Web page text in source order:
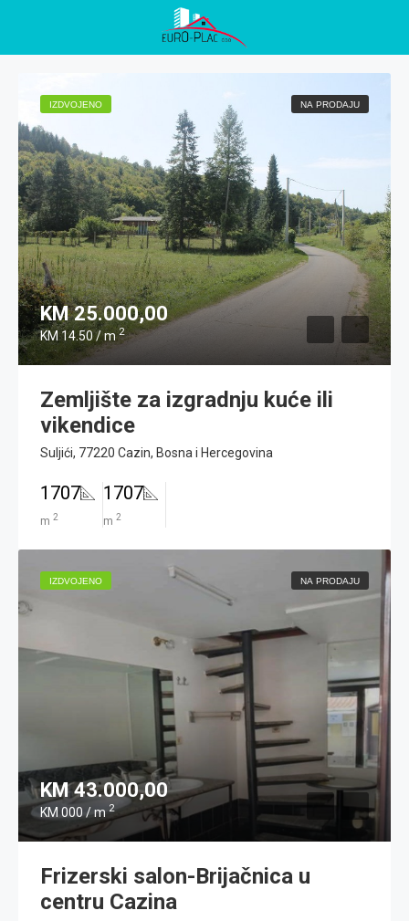
IZDVOJENO NA PRODAJU
KM 25.000,00
KM 14.50 / m2
Zemljište za izgradnju kuće ili
vikendice
Suljići, 77220 Cazin, Bosna i Hercegovina
1707
m 2
1707
m 2
IZDVOJENO NA PRODAJU
KM 43.000,00
KM 000 / m2
Frizerski salon-Brijačnica u
centru Cazina